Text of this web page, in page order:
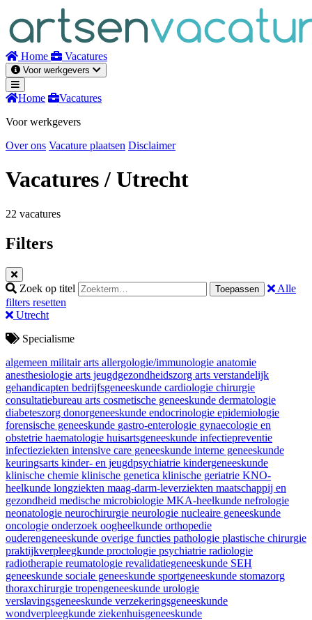
inhoud
Home Vacatures
Voor werkgevers
Home
Vacatures
Voor werkgevers
Over ons Vacature plaatsen Disclaimer
Vacatures/ Utrecht
22 vacatures
Filters
Zoek op titel Toepassen
Alle
filters resetten
Utrecht
Specialisme
algemeen militair arts allergologie/immunologie anatomie
anesthesiologie arts jeugdgezondheidszorg arts verstandelijk
gehandicapten bedrijfsgeneeskunde cardiologie chirurgie
consultatiebureau arts cosmetische geneeskunde dermatologie
diabeteszorg donorgeneeskunde endocrinologie epidemiologie
forensische geneeskunde gastro-enterologie gynaecologie en
obstetrie haematologie huisartsgeneeskunde infectiepreventie
infectieziekten intensive care geneeskunde interne geneeskunde
keuringsarts kinder- en jeugdpsychiatrie kindergeneeskunde
klinische chemie klinische genetica klinische geriatrie KNO-
heelkunde longziekten maag-darm-leverziekten maatschappij en
gezondheid medische microbiologie MKA-heelkunde nefrologie
neonatologie neurochirurgie neurologie nucleaire geneeskunde
oncologie onderzoek oogheelkunde orthopedie
ouderengeneeskunde overige functies pathologie plastische chirurgie
praktijkverpleegkunde proctologie psychiatrie radiologie
radiotherapie reumatologie revalidatiegeneeskunde SEH
geneeskunde sociale geneeskunde sportgeneeskunde stomazorg
thoraxchirurgie tropengeneeskunde urologie
verslavingsgeneeskunde verzekeringsgeneeskunde
wondverpleegkunde ziekenhuisgeneeskunde